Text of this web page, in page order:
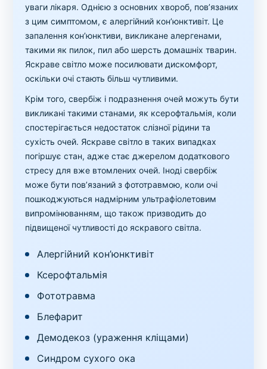
уваги лікаря. Однією з основних хвороб, пов’язаних
з цим симптомом, є алергійний кон’юнктивіт. Це
запалення кон’юнктиви, викликане алергенами,
такими як пилок, пил або шерсть домашніх тварин.
Яскраве світло може посилювати дискомфорт,
оскільки очі стають більш чутливими.
Крім того, свербіж і подразнення очей можуть бути
викликані такими станами, як ксерофтальмія, коли
спостерігається недостаток слізної рідини та
сухість очей. Яскраве світло в таких випадках
погіршує стан, адже стає джерелом додаткового
стресу для вже втомлених очей. Іноді свербіж
може бути пов’язаний з фототравмою, коли очі
пошкоджуються надмірним ультрафіолетовим
випромінюванням, що також призводить до
підвищеної чутливості до яскравого світла.
Алергійний кон’юнктивіт
Ксерофтальмія
Фототравма
Блефарит
Демодекоз (ураження кліщами)
Синдром сухого ока